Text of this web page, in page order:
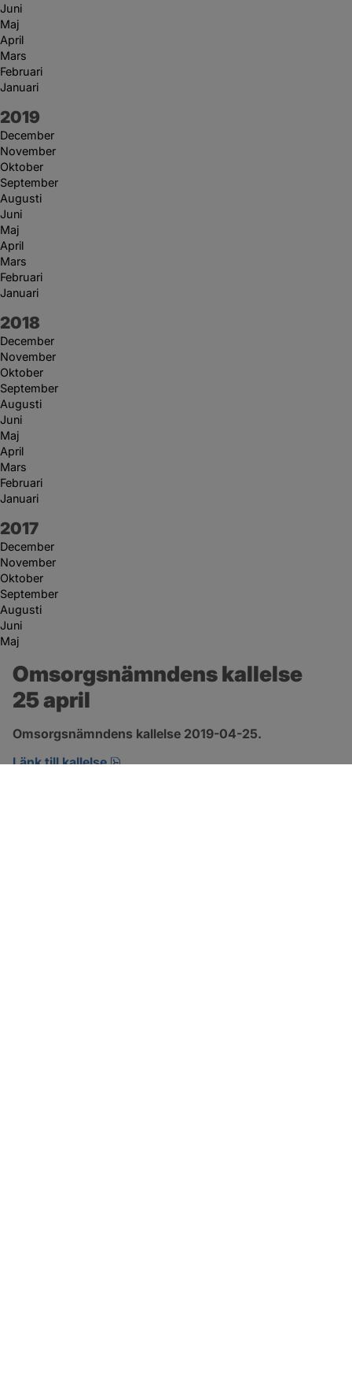
Juni
Maj
April
Mars
Februari
Januari
År:
2019
December
November
Oktober
September
Augusti
Juni
Maj
April
Mars
Februari
Januari
År:
2018
December
November
Oktober
September
Augusti
Juni
Maj
April
Mars
Februari
Januari
År:
2017
December
November
Oktober
September
Augusti
Juni
Maj
Omsorgsnämndens kallelse
25 april
Omsorgsnämndens kallelse 2019-04-25.
Länk till kallelse
pdf, öppnas i nytt fönster.